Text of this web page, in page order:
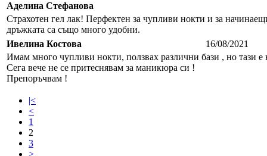
Аделина Стефанова
Страхотен гел лак! Перфектен за чупливи нокти и за
дръжката са също много удобни.
Ивелина Костова
16/08/2021
Имам много чупливи нокти, ползвах различни бази , но тази е
Сега вече не се притеснявам за маникюра си !
Препоръчвам !
|<
<
1
2
3
>